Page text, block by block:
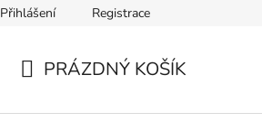
údajů
Přihlášení Registrace
PRÁZDNÝ KOŠÍK